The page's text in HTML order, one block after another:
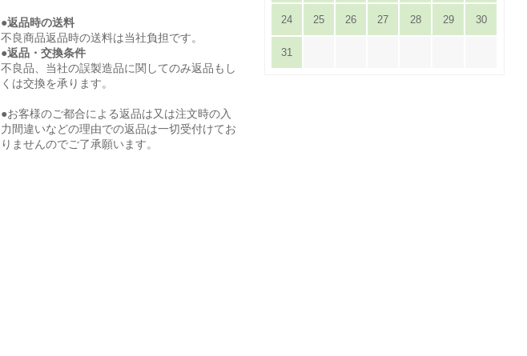
●返品時の送料
不良商品返品時の送料は当社負担です。
●返品・交換条件
不良品、当社の誤製造品に関してのみ返品もし
くは交換を承ります。
●お客様のご都合による返品は又は注文時の入
力間違いなどの理由での返品は一切受付けてお
りませんのでご了承願います。
24 25 26 27 28 29 30
31